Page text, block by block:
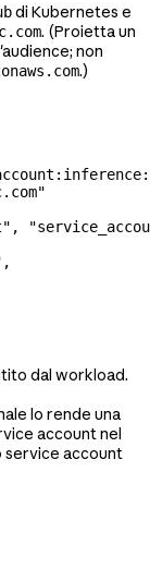
di Kubernetes e
. (Proietta un
non
.)
,
,
dal workload.
lo rende una
account nel
service account